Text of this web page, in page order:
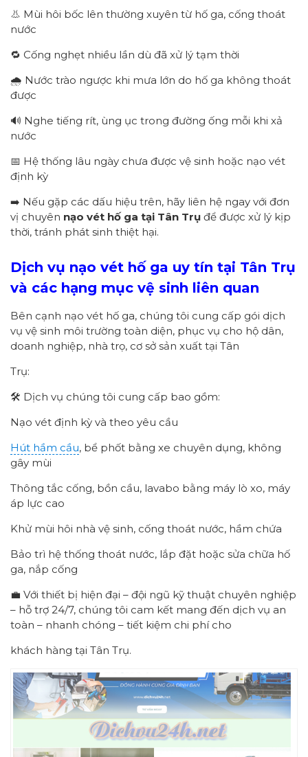
👃 Mùi hôi bốc lên thường xuyên từ hố ga, cống thoát
nước
🔁 Cống nghẹt nhiều lần dù đã xử lý tạm thời
🌧️ Nước trào ngược khi mưa lớn do hố ga không thoát
được
🔊 Nghe tiếng rít, ùng ục trong đường ống mỗi khi xả
nước
📅 Hệ thống lâu ngày chưa được vệ sinh hoặc nạo vét
định kỳ
➡️ Nếu gặp các dấu hiệu trên, hãy liên hệ ngay với đơn
vị chuyên nạo vét hố ga tại Tân Trụ để được xử lý kịp
thời, tránh phát sinh thiệt hại.
Dịch vụ nạo vét hố ga uy tín tại Tân Trụ
và các hạng mục vệ sinh liên quan
Bên cạnh nạo vét hố ga, chúng tôi cung cấp gói dịch
vụ vệ sinh môi trường toàn diện, phục vụ cho hộ dân,
doanh nghiệp, nhà trọ, cơ sở sản xuất tại Tân
Trụ:
🛠️ Dịch vụ chúng tôi cung cấp bao gồm:
Nạo vét định kỳ và theo yêu cầu
Hút hầm cầu, bể phốt bằng xe chuyên dụng, không
gây mùi
Thông tắc cống, bồn cầu, lavabo bằng máy lò xo, máy
áp lực cao
Khử mùi hôi nhà vệ sinh, cống thoát nước, hầm chứa
Bảo trì hệ thống thoát nước, lắp đặt hoặc sửa chữa hố
ga, nắp cống
💼 Với thiết bị hiện đại – đội ngũ kỹ thuật chuyên nghiệp
– hỗ trợ 24/7, chúng tôi cam kết mang đến dịch vụ an
toàn – nhanh chóng – tiết kiệm chi phí cho
khách hàng tại Tân Trụ.